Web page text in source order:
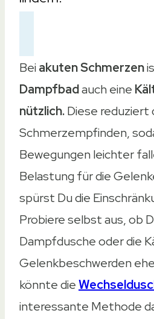
Beiakuten Schmerzen
Dampfbadauch eine
nützlich.Diese reduziert
Schmerzempfinden,
Bewegungen leichter
Belastung für die
spürst Du die
Probiere selbst aus, ob
Dampfdusche oder die
Gelenkbeschwerden
könnte die
interessante Methode